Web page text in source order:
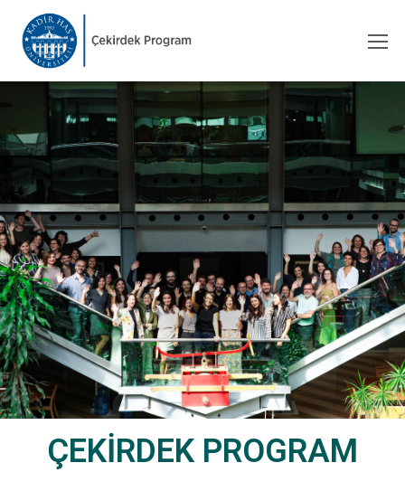
ÇEKİRDEK PROGRAM